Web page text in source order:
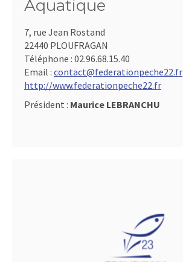
Aquatique
7, rue Jean Rostand
22440 PLOUFRAGAN
Téléphone : 02.96.68.15.40
Email : contact@federationpeche22.fr
http://www.federationpeche22.fr
Président : Maurice LEBRANCHU